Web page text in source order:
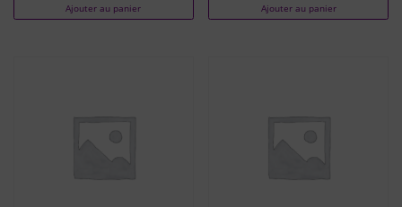
Ajouter au panier Ajouter au panier